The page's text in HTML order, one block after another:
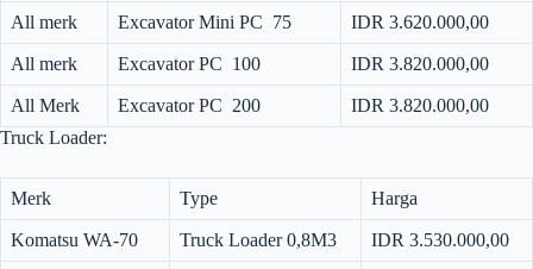
All merk Excavator Mini PC 75 IDR 3.620.000,00
All merk Excavator PC 100 IDR 3.820.000,00
All Merk Excavator PC 200
IDR 3.820.000,00
Truck Loader:
Merk Type Harga
Komatsu WA-70 Truck Loader 0,8M3 IDR 3.530.000,00